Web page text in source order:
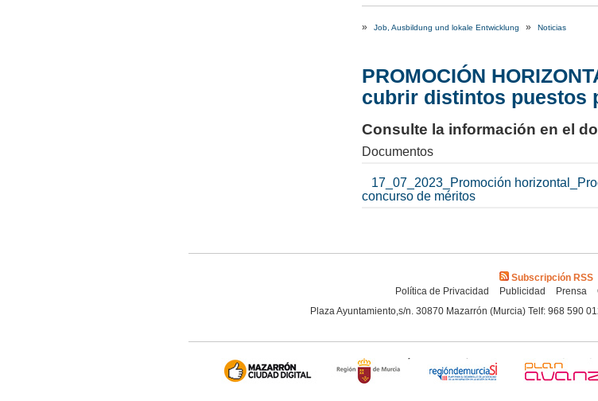
» Job, Ausbildung und lokale Entwicklung » Noticias
PROMOCIÓN
cubrir distintos puestos
Consulte la información en el
Documentos
17_07_2023_Promoción
concurso de méritos
Subscripción RSS
Política de Privacidad
Publicidad Prensa
Plaza Ayuntamiento,s/n. 30870 Mazarrón (Murcia) Telf: 968 590